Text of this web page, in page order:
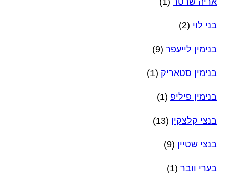
בני לוי (2)
בנימין לייעפר (9)
בנימין סטאריק (1)
בנימין פיליפ (1)
בנצי קלצקין (13)
בנצי שטיין (9)
בערי וובר (1)